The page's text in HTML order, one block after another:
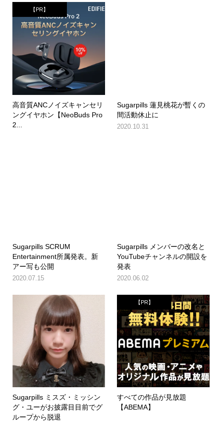
【PR】
高音質ANCノイズキャンセリ
ングイヤホン【NeoBuds Pro
2...
Sugarpills 蓮見桃花が暫くの
間活動休止に
2020.10.31
Sugarpills SCRUM
Entertainment所属発表。新
アー写も公開
2020.07.15
Sugarpills メンバーの改名と
YouTubeチャンネルの開設を
発表
2020.06.02
Sugarpills ミスズ・ミッシン
グ・ユーがお披露目目前でグ
ループから脱退
【PR】
すべての作品が見放題
【ABEMA】